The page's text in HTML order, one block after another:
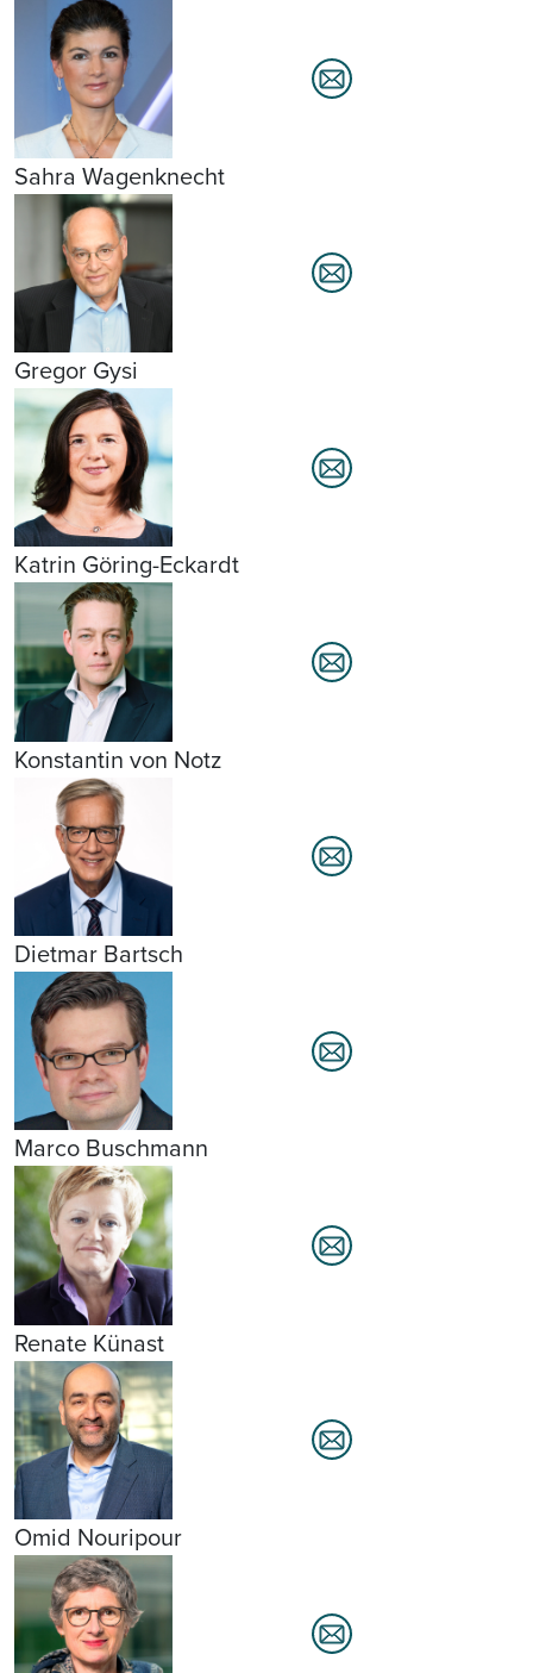
Sahra Wagenknecht
Gregor Gysi
Katrin Göring-Eckardt
Konstantin von Notz
Dietmar Bartsch
Marco Buschmann
Renate Künast
Omid Nouripour